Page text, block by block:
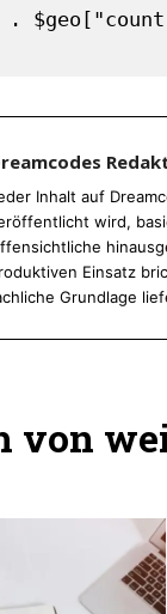
.
Inhalt auf
wird,
Einsatz
Grundlage
von